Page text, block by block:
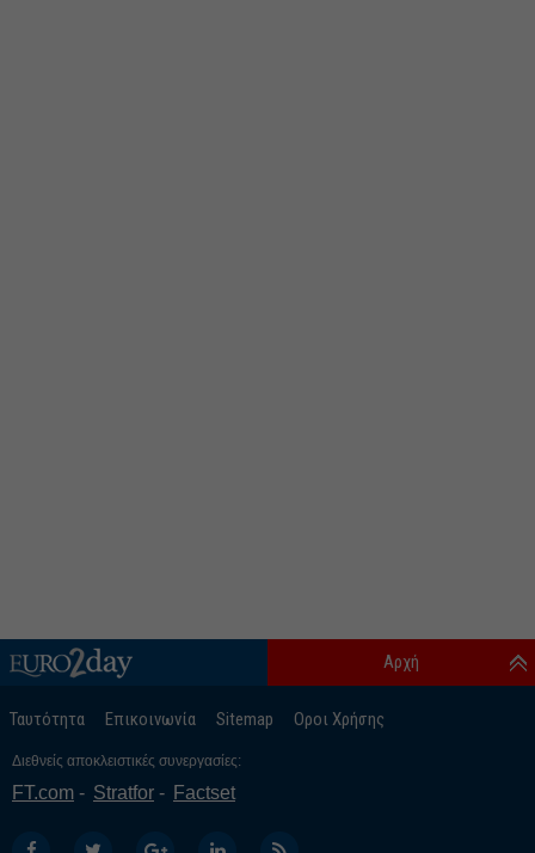
Ταυτότητα Επικοινωνία Sitemap Οροι Χρήσης
Αρχή
Διεθνείς αποκλειστικές συνεργασίες:
FT.com Stratfor Factset